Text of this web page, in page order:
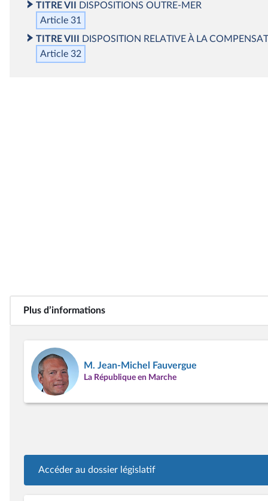
TITRE VII
DISPOSITIONS OUTRE‑MER
Article 31
TITRE VIII
DISPOSITION RELATIVE À LA
Article 32
Plus d’informations
M. Jean-Michel Fauvergue
La République en Marche
Accéder au dossier législatif